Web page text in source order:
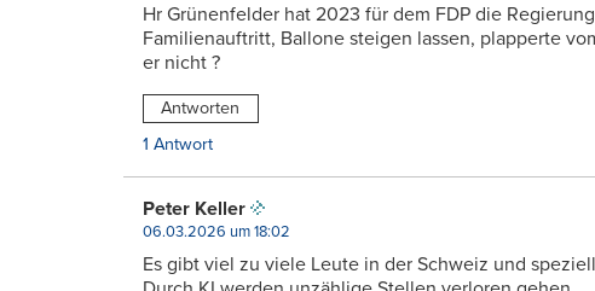
Hr Grünenfelder hat 2023 für dem FDP die
Familienauftritt, Ballone steigen lassen, plapperte
er nicht ?
Antworten
1 Antwort
Peter Keller
06.03.2026 um 18:02
Es gibt viel zu viele Leute in der Schweiz und